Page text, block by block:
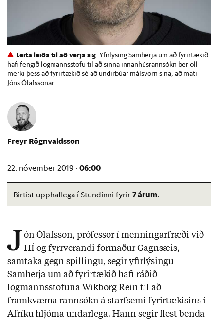
Leita leiða til að verja sig Yfirlýsing Samherja um að fyrirtækið
hafi fengið lögmannsstofu til að sinna innanhúsrannsókn ber öll
merki þess að fyrirtækið sé að undirbúar málsvörn sína, að mati
Jóns Ólafssonar.
Freyr Rögnvaldsson
22. nóvember 2019 · 06:00
Birtist upphaflega í Stundinni fyrir 7 árum.
J ón Ólafsson, prófessor í menningarfræði við
HÍ og fyrrverandi formaður Gagnsæis,
samtaka gegn spillingu, segir yfirlýsingu
Samherja um að fyrirtækið hafi ráðið
lögmannsstofuna Wikborg Rein til að
framkvæma rannsókn á starfsemi fyrirtækisins í
Afríku hljóma undarlega. Hann segir flest benda